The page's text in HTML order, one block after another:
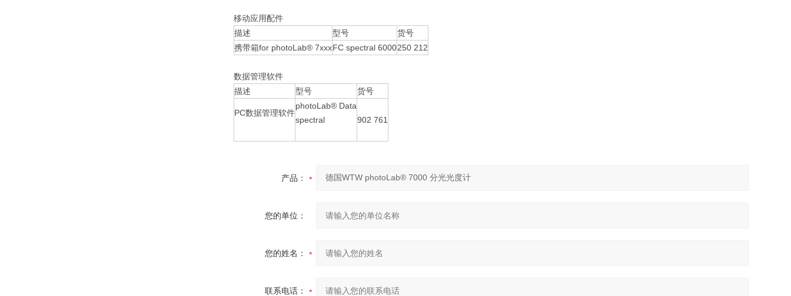
移动应用配件
描述
型号
货号
携带箱for photoLab® 7xxxFC spectral 6000250 212
数据管理软件
描述
型号 货号
PC数据管理软件
photoLab® Data
spectral
902 761
产品：
您的单位：
您的姓名：
联系电话：